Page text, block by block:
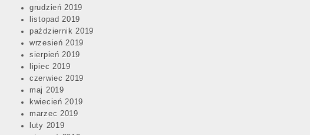
grudzień 2019
listopad 2019
październik 2019
wrzesień 2019
sierpień 2019
lipiec 2019
czerwiec 2019
maj 2019
kwiecień 2019
marzec 2019
luty 2019